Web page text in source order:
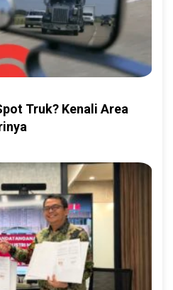
Truk? Kenali Area